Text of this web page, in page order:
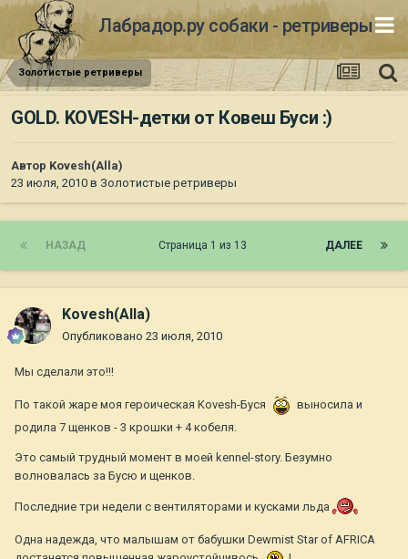
Лабрадор.ру собаки - ретриверы
Золотистые ретриверы
GOLD. KOVESH-детки от Ковеш Буси :)
Автор Kovesh(Alla)
23 июля, 2010 в Золотистые ретриверы
НАЗАД ДАЛЕЕ
Страница 1 из 13
Kovesh(Alla)
Опубликовано 23 июля, 2010
Мы сделали это!!!
По такой жаре моя героическая Kovesh-Буся
выносила и
родила 7 щенков - 3 крошки + 4 кобеля.
Это самый трудный момент в моей kennel-story. Безумно
волновалась за Бусю и щенков.
Последние три недели с вентиляторами и кусками льда
Одна надежда, что малышам от бабушки Dewmist Star of AFRICA